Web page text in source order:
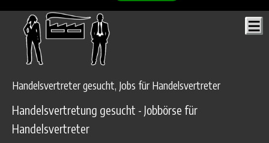
Handelsvertreter gesucht, Jobs für Handelsvertreter
Handelsvertretung gesucht - Jobbörse für
Handelsvertreter